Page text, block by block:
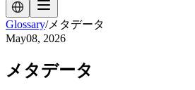
Glossary/メタデータ
May08, 2026
メタデータ